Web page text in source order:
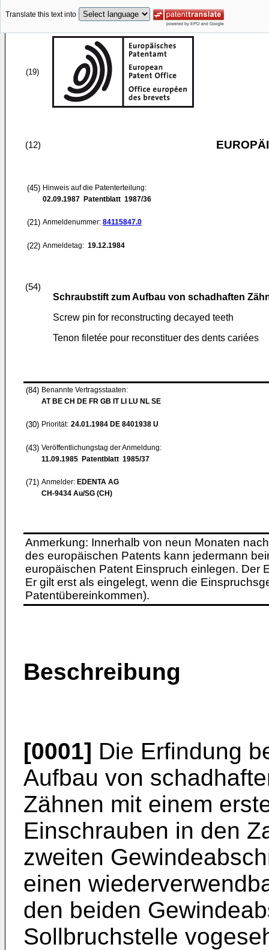
Translate this text into
(19)
(12)
(45) Hinweis auf die Patenterteilung:
02.09.1987 Patentblatt 1987/36
(21) Anmeldenummer: 84115847.0
(22) Anmeldetag: 19.12.1984
(54)
Schraubstift zum Aufbau von schadhaften
Screw pin for reconstructing decayed teeth
Tenon filetée pour reconstituer des dents cariées
(84) Benannte Vertragsstaaten:
AT BE CH DE FR GB IT LI LU NL SE
(30) Priorität: 24.01.1984 DE 8401938 U
(43) Veröffentlichungstag der Anmeldung:
11.09.1985 Patentblatt 1985/37
(71) Anmelder: EDENTA AG
CH-9434 Au/SG (CH)
Anmerkung: Innerhalb von neun Monaten
des europäischen Patents kann jedermann
europäischen Patent Einspruch einlegen. Der
Er gilt erst als eingelegt, wenn die
Patentübereinkommen).
Beschreibung
[0001] Die Erfindung
Aufbau von
Zähnen mit einem
Einschrauben in den
zweiten
einen
den beiden
Sollbruchstelle